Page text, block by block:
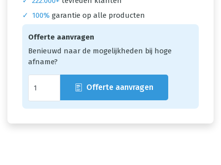
✓
100% garantie op alle producten
Offerte aanvragen
Benieuwd naar de mogelijkheden bij hoge
afname?
Offerte aanvragen